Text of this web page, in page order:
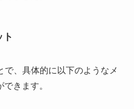
で、具体的に以下のようなメ
きます。